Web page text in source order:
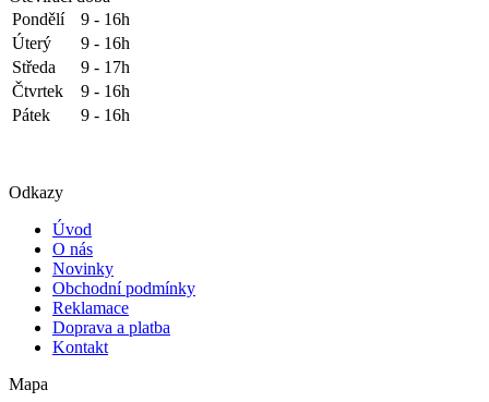
Pondělí
9 - 16h
Úterý
9 - 16h
Středa
9 - 17h
Čtvrtek
9 - 16h
Pátek
9 - 16h
Odkazy
Úvod
O nás
Novinky
Obchodní podmínky
Reklamace
Doprava a platba
Kontakt
Mapa